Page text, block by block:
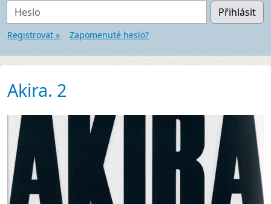
Heslo Přihlásit
Registrovat » Zapomenuté heslo?
Akira. 2